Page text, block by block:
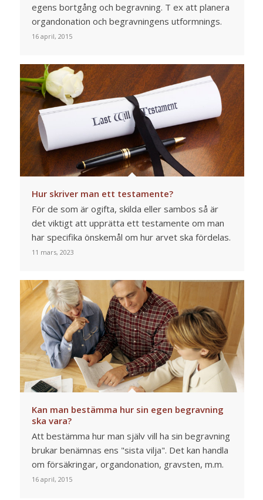
egens bortgång och begravning. T ex att planera
organdonation och begravningens utformnings.
16 april, 2015
Hur skriver man ett testamente?
För de som är ogifta, skilda eller sambos så är
det viktigt att upprätta ett testamente om man
har specifika önskemål om hur arvet ska fördelas.
11 mars, 2023
Kan man bestämma hur sin egen begravning
ska vara?
Att bestämma hur man själv vill ha sin begravning
brukar benämnas ens "sista vilja". Det kan handla
om försäkringar, organdonation, gravsten, m.m.
16 april, 2015